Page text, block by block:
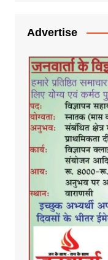
Advertise